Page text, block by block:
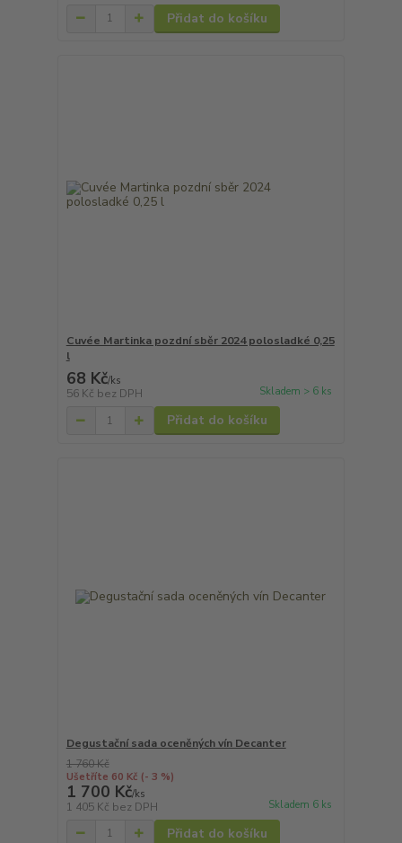
Přidat do košíku
Cuvée Martinka pozdní sběr 2024 polosladké 0,25
l
68 Kč/ks
56 Kč bez DPH Skladem > 6 ks
Přidat do košíku
Degustační sada oceněných vín Decanter
1 760 Kč
Ušetříte 60 Kč (- 3 %)
1 700 Kč/ks
1 405 Kč bez DPH Skladem 6 ks
Přidat do košíku